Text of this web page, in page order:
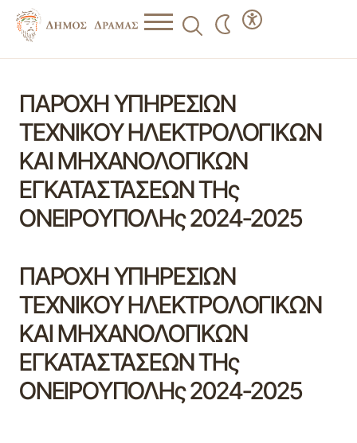
ΠΑΡΟΧΗ ΥΠΗΡΕΣΙΩΝ
ΤΕΧΝΙΚΟΥ ΗΛΕΚΤΡΟΛΟΓΙΚΩΝ
ΚΑΙ ΜΗΧΑΝΟΛΟΓΙΚΩΝ
ΕΓΚΑΤΑΣΤΑΣΕΩΝ ΤΗς
ΟΝΕΙΡΟΥΠΟΛΗς 2024-2025
ΠΑΡΟΧΗ ΥΠΗΡΕΣΙΩΝ
ΤΕΧΝΙΚΟΥ ΗΛΕΚΤΡΟΛΟΓΙΚΩΝ
ΚΑΙ ΜΗΧΑΝΟΛΟΓΙΚΩΝ
ΕΓΚΑΤΑΣΤΑΣΕΩΝ ΤΗς
ΟΝΕΙΡΟΥΠΟΛΗς 2024-2025